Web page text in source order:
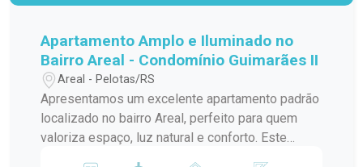
Apartamento Amplo e Iluminado no
Bairro Areal - Condomínio Guimarães II
Areal - Pelotas/RS
Apresentamos um excelente apartamento padrão
localizado no bairro Areal, perfeito para quem
valoriza espaço, luz natural e conforto. Este